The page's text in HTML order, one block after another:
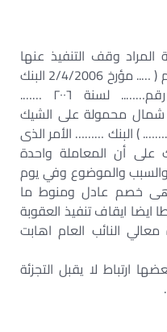
المراد وقف التنفيذ عنها
محمولة على الشيك رقـم ( ٢ ) رقـم ( ….. مؤرخ 2/4/2006 البنك
………. وأن الجنحــة السابقة رقم…….. لسنة ٢٠٠٦ …….
والمستأنفة برقم…….. لسنة ٢٠٠٨ شمال محمولة على الشيك
2/4/2007 رقم(…………. ) البنك ……… الأمر الذى
على أن المعاملة واحدة
والموضوع وفي يوم
هى خصم عادل ومنوط ما
ايضا ايقاف تنفيذ العقوبة
النائب العام اهابت
ارتباط لا يقبل التجزئة